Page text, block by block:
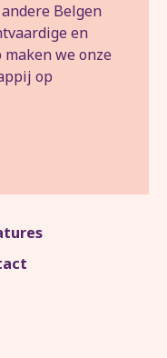
Belgen
en
we onze
op